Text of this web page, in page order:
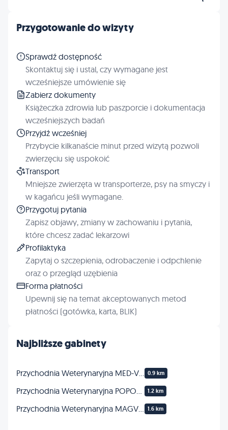
Najbliższe gabinety
0.9 km
1.2 km
1.6 km
Przygotowanie do wizyty
Sprawdź dostępność
Skontaktuj się i ustal, czy wymagane jest
wcześniejsze umówienie się
Zabierz dokumenty
Książeczka zdrowia lub paszporcie i dokumentacja
wcześniejszych badań
Przyjdź wcześniej
Przybycie kilkanaście minut przed wizytą pozwoli
zwierzęciu się uspokoić
Transport
Mniejsze zwierzęta w transporterze, psy na smyczy i
w kagańcu jeśli wymagane.
Przygotuj pytania
Zapisz objawy, zmiany w zachowaniu i pytania,
które chcesz zadać lekarzowi
Profilaktyka
Zapytaj o szczepienia, odrobaczenie i odpchlenie
oraz o przegląd uzębienia
Forma płatności
Upewnij się na temat akceptowanych metod
płatności (gotówka, karta, BLIK)